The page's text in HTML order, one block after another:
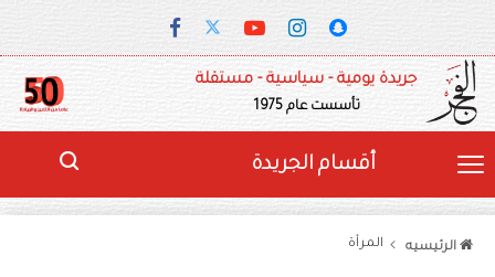
جريدة يومية - سياسية - مستقلة
تأسست عام 1975
أقسام الجريدة
الرئيسيه المرأة